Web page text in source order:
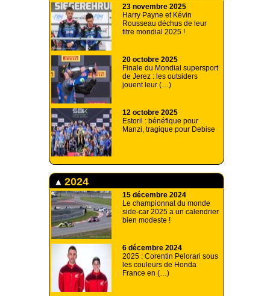
23 novembre 2025
Harry Payne et Kévin
Rousseau déchus de leur
titre mondial 2025 !
20 octobre 2025
Finale du Mondial supersport
de Jerez : les outsiders
jouent leur (…)
12 octobre 2025
Estoril : bénéfique pour
Manzi, tragique pour Debise
2024
15 décembre 2024
Le championnat du monde
side-car 2025 a un calendrier
bien modeste !
6 décembre 2024
2025 : Corentin Pelorari sous
les couleurs de Honda
France en (…)